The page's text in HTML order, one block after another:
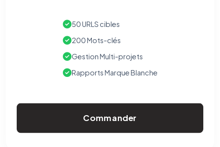
50 URLS cibles
200 Mots-clés
Gestion Multi-projets
Rapports Marque Blanche
Commander